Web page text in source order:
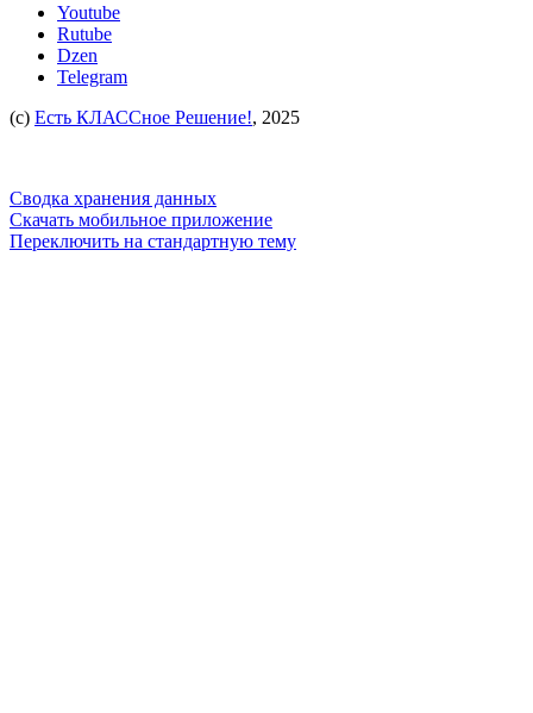
Youtube
Rutube
Dzen
Telegram
(c) Есть КЛАССное Решение!, 2025
Сводка хранения данных
Скачать мобильное приложение
Переключить на стандартную тему